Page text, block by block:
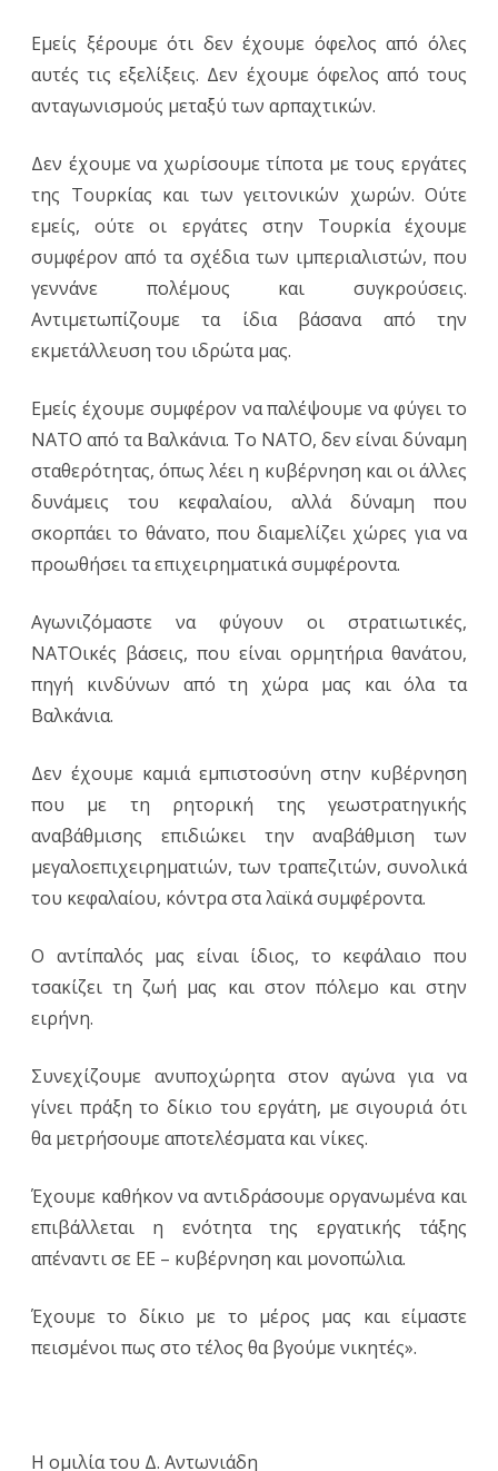
Εμείς ξέρουμε ότι δεν έχουμε όφελος από όλες
αυτές τις εξελίξεις. Δεν έχουμε όφελος από τους
ανταγωνισμούς μεταξύ των αρπαχτικών.
Δεν έχουμε να χωρίσουμε τίποτα με τους εργάτες
της Τουρκίας και των γειτονικών χωρών. Ούτε
εμείς, ούτε οι εργάτες στην Τουρκία έχουμε
συμφέρον από τα σχέδια των ιμπεριαλιστών, που
γεννάνε πολέμους και συγκρούσεις.
Αντιμετωπίζουμε τα ίδια βάσανα από την
εκμετάλλευση του ιδρώτα μας.
Εμείς έχουμε συμφέρον να παλέψουμε να φύγει το
ΝΑΤΟ από τα Βαλκάνια. Το ΝΑΤΟ, δεν είναι δύναμη
σταθερότητας, όπως λέει η κυβέρνηση και οι άλλες
δυνάμεις του κεφαλαίου, αλλά δύναμη που
σκορπάει το θάνατο, που διαμελίζει χώρες για να
προωθήσει τα επιχειρηματικά συμφέροντα.
Αγωνιζόμαστε να φύγουν οι στρατιωτικές,
ΝΑΤΟικές βάσεις, που είναι ορμητήρια θανάτου,
πηγή κινδύνων από τη χώρα μας και όλα τα
Βαλκάνια.
Δεν έχουμε καμιά εμπιστοσύνη στην κυβέρνηση
που με τη ρητορική της γεωστρατηγικής
αναβάθμισης επιδιώκει την αναβάθμιση των
μεγαλοεπιχειρηματιών, των τραπεζιτών, συνολικά
του κεφαλαίου, κόντρα στα λαϊκά συμφέροντα.
Ο αντίπαλός μας είναι ίδιος, το κεφάλαιο που
τσακίζει τη ζωή μας και στον πόλεμο και στην
ειρήνη.
Συνεχίζουμε ανυποχώρητα στον αγώνα για να
γίνει πράξη το δίκιο του εργάτη, με σιγουριά ότι
θα μετρήσουμε αποτελέσματα και νίκες.
Έχουμε καθήκον να αντιδράσουμε οργανωμένα και
επιβάλλεται η ενότητα της εργατικής τάξης
απέναντι σε ΕΕ – κυβέρνηση και μονοπώλια.
Έχουμε το δίκιο με το μέρος μας και είμαστε
πεισμένοι πως στο τέλος θα βγούμε νικητές».
Η ομιλία του Δ. Αντωνιάδη